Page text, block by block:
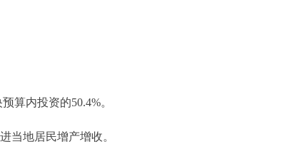
算内投资的50.4%。
地居民增产增收。